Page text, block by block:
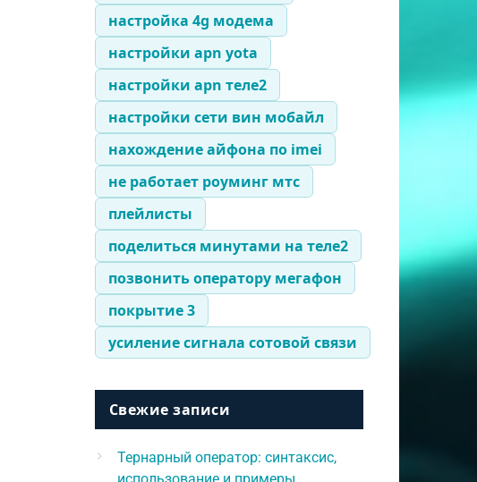
настройка 4g модема
настройки apn yota
настройки apn теле2
настройки сети вин мобайл
нахождение айфона по imei
не работает роуминг мтс
плейлисты
поделиться минутами на теле2
позвонить оператору мегафон
покрытие 3
усиление сигнала сотовой связи
Свежие записи
Тернарный оператор: синтаксис,